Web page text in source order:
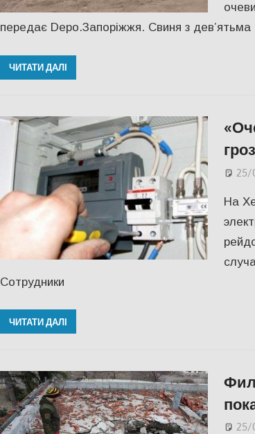
передає Depo.Запоріжжя. Свиня з дев’ятьма
ЧИТАТИ ДАЛІ
25/
На
Сотрудники
ЧИТАТИ ДАЛІ
25/